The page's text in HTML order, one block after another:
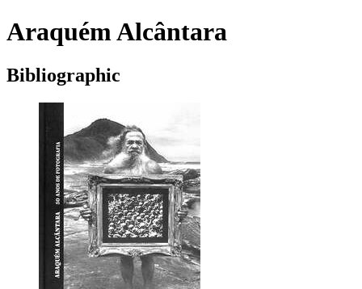
Araquém Alcântara
Bibliographic